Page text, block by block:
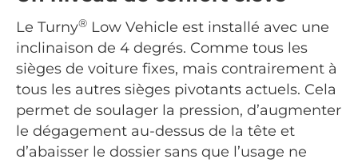
Le Turny® Low Vehicle est installé avec une
inclinaison de 4 degrés. Comme tous les
sièges de voiture fixes, mais contrairement à
tous les autres sièges pivotants actuels. Cela
permet de soulager la pression, d’augmenter
le dégagement au-dessus de la tête et
d’abaisser le dossier sans que l’usage ne